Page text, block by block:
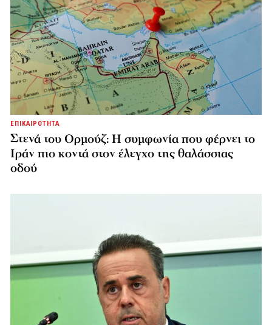
ΕΠΙΚΑΙΡΟΤΗΤΑ
Στενά του Ορμούζ: Η συμφωνία που φέρνει το
Ιράν πιο κοντά στον έλεγχο της θαλάσσιας
οδού